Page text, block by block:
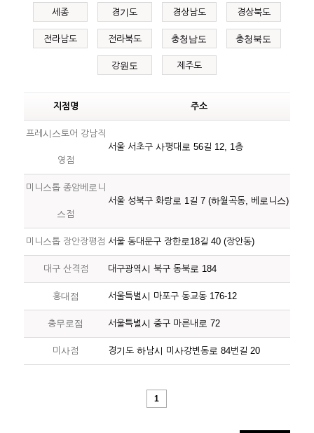
세종 경기도 경상남도 경상북도
전라남도 전라북도 충청남도 충청북도
강원도 제주도
지점명 주소
프레시스토어 강남직
영점
서울 서초구 사평대로 56길 12, 1층
미니스톱 종암베로니
스점
서울 성북구 화랑로 1길 7 (하월곡동, 베로니스)
미니스톱 장안장평점 서울 동대문구 장한로18길 40 (장안동)
대구 산격점 대구광역시 북구 동북로 184
홍대점 서울특별시 마포구 동교동 176-12
충무로점 서울특별시 중구 마른내로 72
미사점 경기도 하남시 미사강변동로 84번길 20
1